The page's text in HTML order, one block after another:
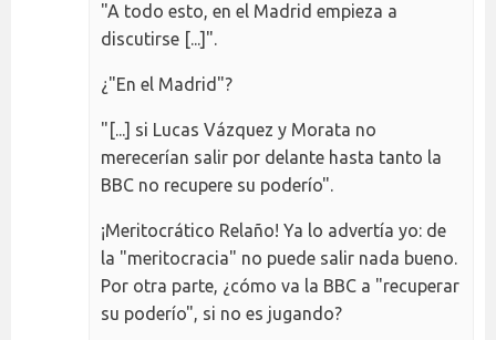
"A todo esto, en el Madrid empieza a
discutirse [...]".
¿"En el Madrid"?
"[...] si Lucas Vázquez y Morata no
merecerían salir por delante hasta tanto la
BBC no recupere su poderío".
¡Meritocrático Relaño! Ya lo advertía yo: de
la "meritocracia" no puede salir nada bueno.
Por otra parte, ¿cómo va la BBC a "recuperar
su poderío", si no es jugando?